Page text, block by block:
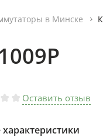
в Минске
Оставить отзыв